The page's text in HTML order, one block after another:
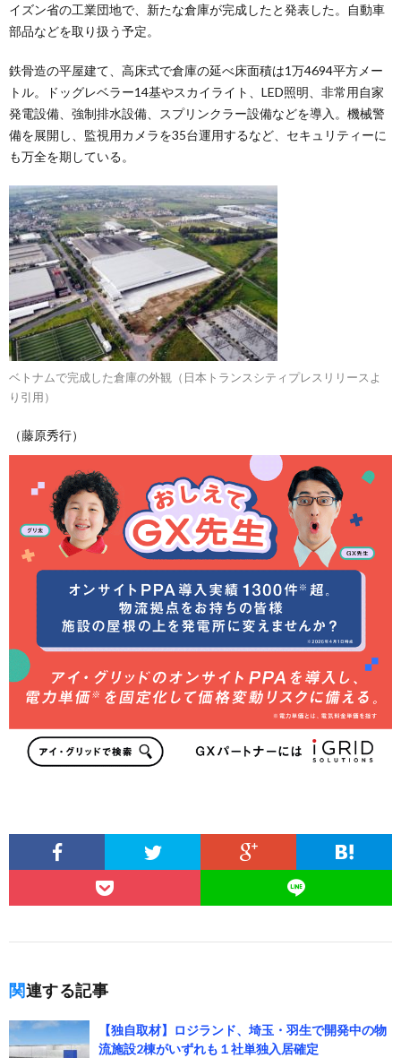
イズン省の工業団地で、新たな倉庫が完成したと発表した。自動車
部品などを取り扱う予定。
鉄骨造の平屋建て、高床式で倉庫の延べ床面積は1万4694平方メー
トル。ドッグレベラー14基やスカイライト、LED照明、非常用自家
発電設備、強制排水設備、スプリンクラー設備などを導入。機械警
備を展開し、監視用カメラを35台運用するなど、セキュリティーに
も万全を期している。
ベトナムで完成した倉庫の外観（日本トランスシティプレスリリースよ
り引用）
（藤原秀行）
関連する記事
【独自取材】ロジランド、埼玉・羽生で開発中の物
流施設2棟がいずれも１社単独入居確定